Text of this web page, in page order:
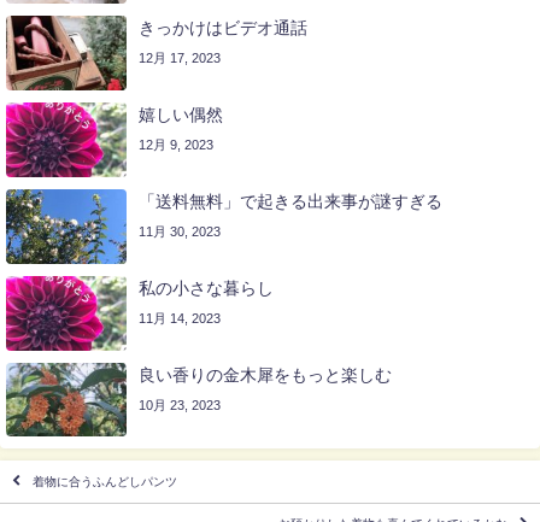
きっかけはビデオ通話
12月 17, 2023
嬉しい偶然
12月 9, 2023
「送料無料」で起きる出来事が謎すぎる
11月 30, 2023
私の小さな暮らし
11月 14, 2023
良い香りの金木犀をもっと楽しむ
10月 23, 2023
着物に合うふんどしパンツ